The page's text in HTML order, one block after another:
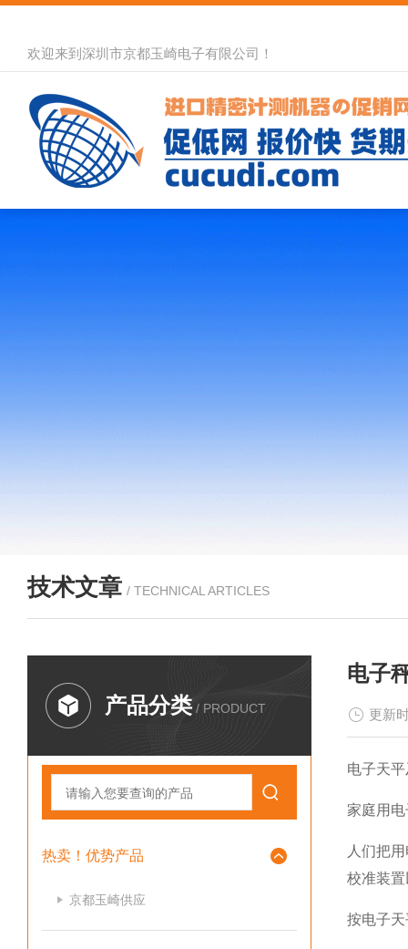
欢迎来到深圳市京都玉崎电子有限公司！
技术文章 / TECHNICAL ARTICLES
产品分类 / PRODUCT
热卖！优势产品
京都玉崎供应
电子
更新
电子天
家庭用
人们把
校准装
按电子